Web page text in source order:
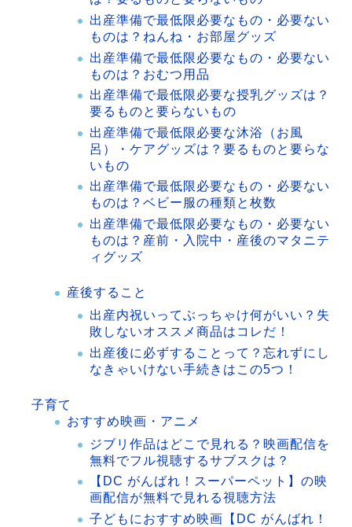
出産準備で最低限必要なもの・必要ない
ものは？ねんね・お部屋グッズ
出産準備で最低限必要なもの・必要ない
ものは？おむつ用品
出産準備で最低限必要な授乳グッズは？
要るものと要らないもの
出産準備で最低限必要な沐浴（お風
呂）・ケアグッズは？要るものと要らな
いもの
出産準備で最低限必要なもの・必要ない
ものは？ベビー服の種類と枚数
出産準備で最低限必要なもの・必要ない
ものは？産前・入院中・産後のマタニテ
ィグッズ
産後すること
出産内祝いってぶっちゃけ何がいい？失
敗しないオススメ商品はコレだ！
出産後に必ずすることって？忘れずにし
なきゃいけない手続きはこの5つ！
子育て
おすすめ映画・アニメ
ジブリ作品はどこで見れる？映画配信を
無料でフル視聴するサブスクは？
【DC がんばれ！スーパーペット】の映
画配信が無料で見れる視聴方法
子どもにおすすめ映画【DC がんばれ！